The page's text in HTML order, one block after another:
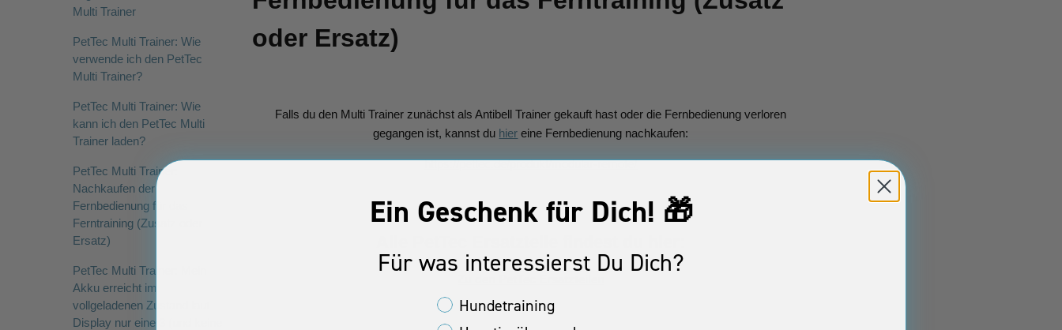
Multi Trainer
PetTec Multi Trainer: Wie
verwende ich den PetTec
Multi Trainer?
PetTec Multi Trainer: Wie
kann ich den PetTec Multi
Trainer laden?
PetTec Multi Trainer:
Nachkaufen der
Fernbedienung für das
Ferntraining (Zusatz oder
Ersatz)
PetTec Multi Trainer: Mein
Akku erreicht im
vollgeladenen Zustand laut
Display nur eine 3 (und keine
oder Ersatz)
Falls du den Multi Trainer zunächst als Antibell Trainer gekauft hast oder die Fernbedienung verloren
gegangen ist, kannst du hier eine Fernbedienung nachkaufen:
https://pettec.de/produkt/modular-remote/
Ein Geschenk für Dich! 🎁
Für was interessierst Du Dich?
Interessen Kunden Property
Hundetraining